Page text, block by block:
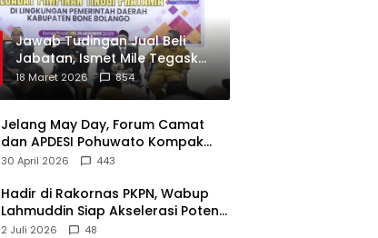
Jawab Tudingan Jual Beli
Jabatan, Ismet Mile Tegaskan
Prosedur Pengisian Jabatan
18 Maret 2026 854
Jelang May Day, Forum Camat
dan APDESI Pohuwato Kompak
Minta Aksi BARA API Ditunda
30 April 2026 443
Hadir di Rakornas PKPN, Wabup
Lahmuddin Siap Akselerasi Potensi
Maritim Boalemo
2 Juli 2026 48